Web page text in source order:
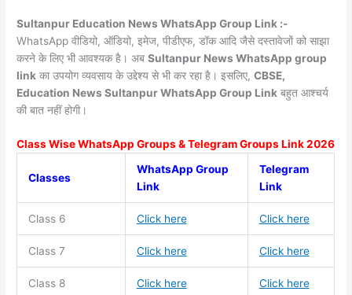
Sultanpur Education News WhatsApp Group Link :-
WhatsApp वीडियो, ऑडियो, इमेज, पीडीएफ, डॉक आदि जैसे दस्तावेजों को साझा
करने के लिए भी आवश्यक है। अबSultanpur NewsWhatsApp group
link का उपयोग व्यवसाय के उद्देश्य से भी कर रहा है। इसलिए,CBSE,
Education News Sultanpur WhatsApp Group Link बहुत आश्चर्य
की बात नहीं होगी।
Class Wise WhatsApp Groups & Telegram Groups Link 2026
Classes
WhatsApp Group
Link
Telegram
Link
Class 6 Click here Click here
Class 7 Click here Click here
Class 8 Click here Click here